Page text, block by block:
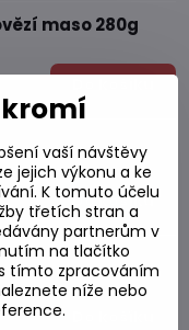
maso 280g
Galbi 500g
Do košíku
Bulgogi 500g
vaší návštěvy
jejich výkonu a ke
K tomuto účelu
třetích stran a
partnerům v
na tlačítko
tímto zpracováním
níže nebo